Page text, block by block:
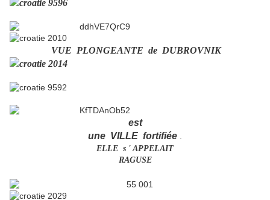
VUE PLONGEANTE de DUBROVNIK
est
une VILLE fortifiée
ELLE s ' APPELAIT
RAGUSE